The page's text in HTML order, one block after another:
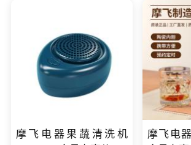
摩飞电器果蔬清洗机
摩飞电